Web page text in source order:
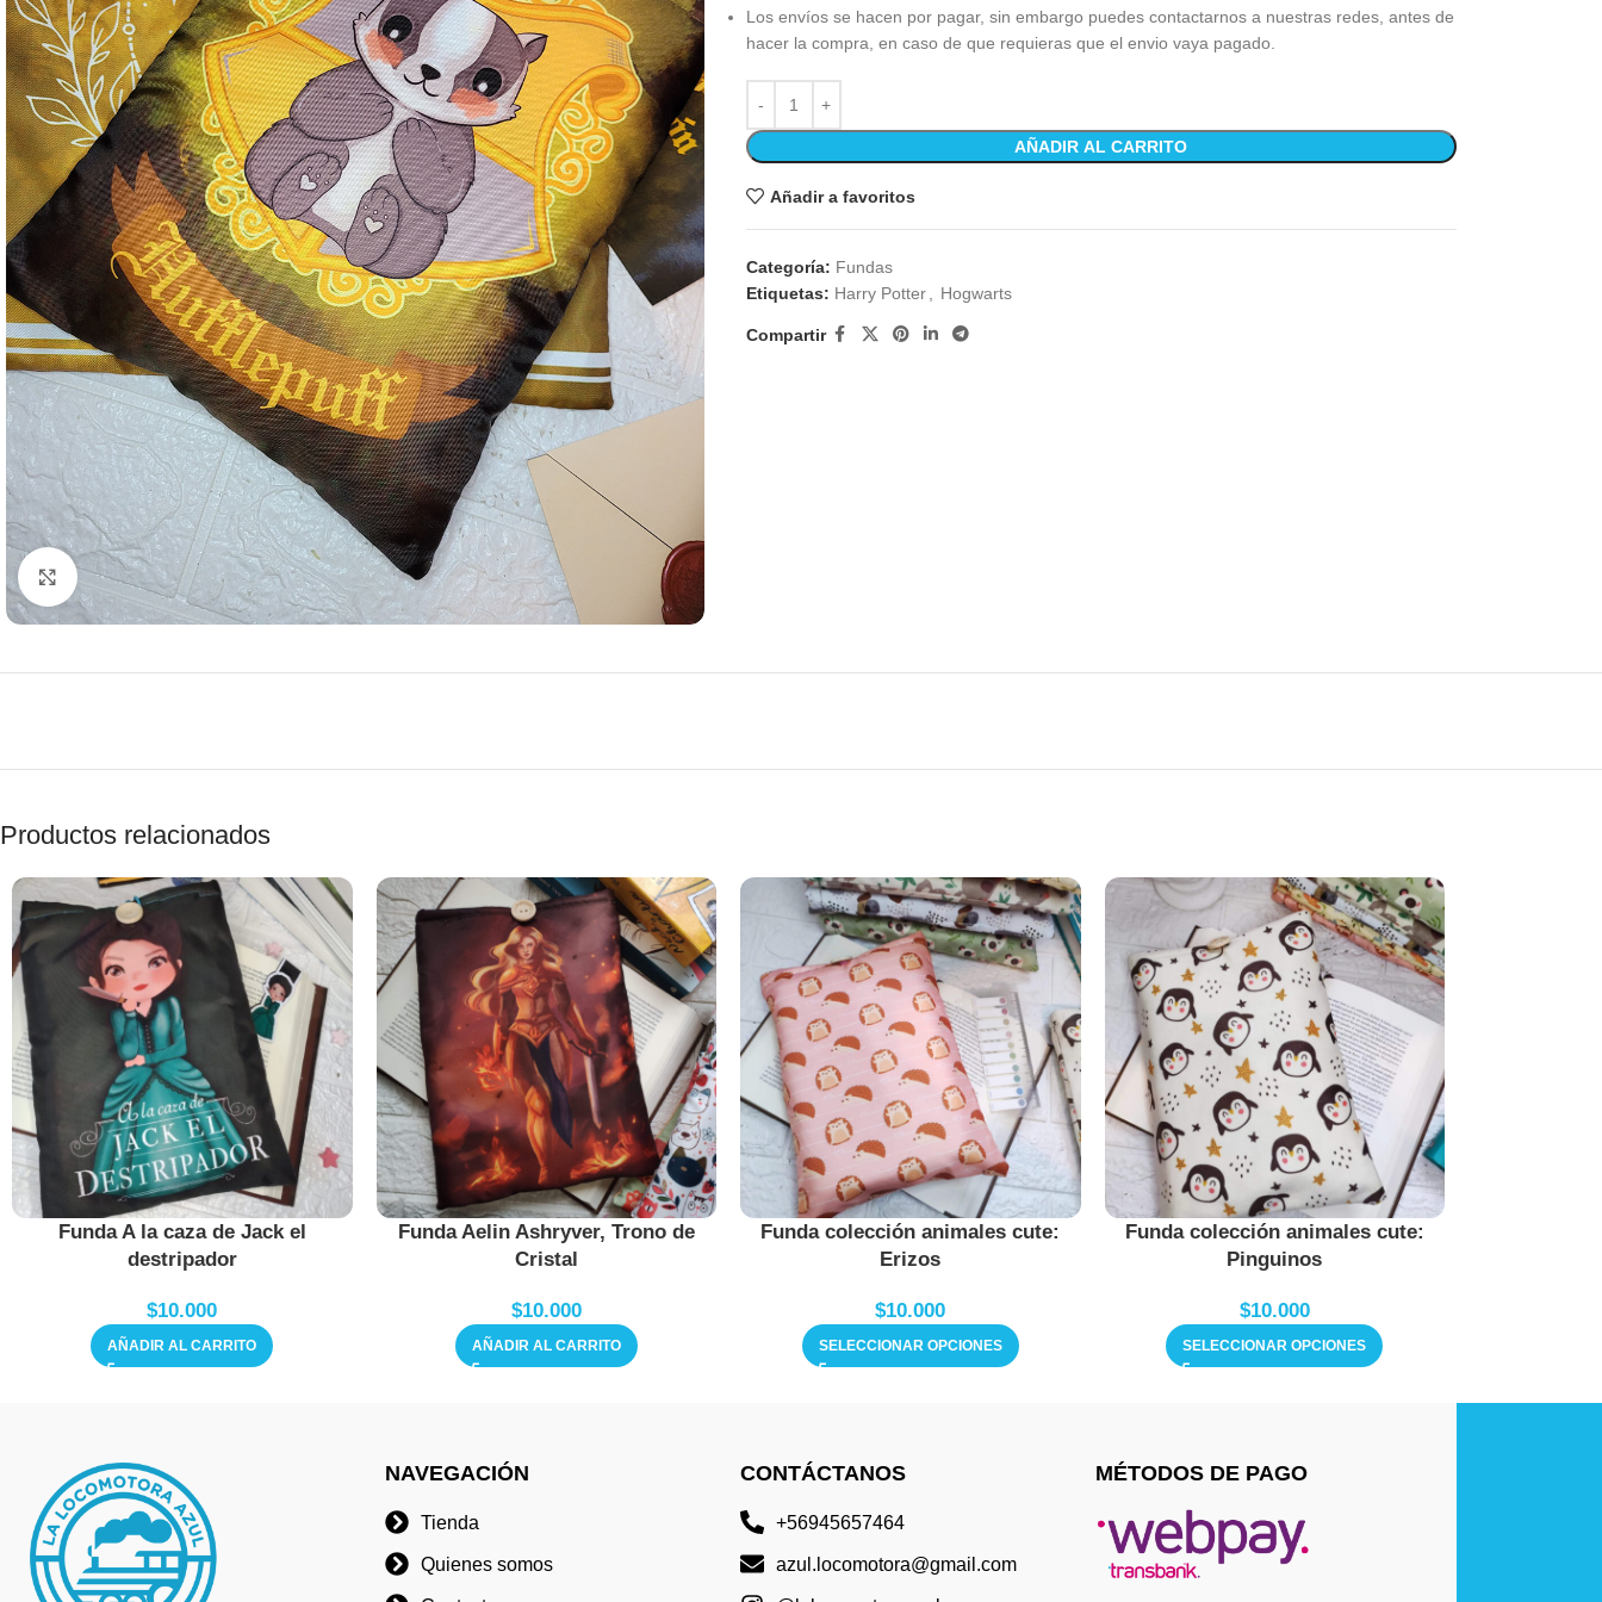
Clic para agrandar
Los envíos se hacen por pagar, sin embargo puedes contactarnos a nuestras redes, antes de
hacer la compra, en caso de que requieras que el envio vaya pagado.
AÑADIR AL CARRITO
Añadir a favoritos
Categoría: Fundas
Etiquetas: Harry Potter Hogwarts
Compartir
Productos relacionados
Funda A la caza de Jack el
destripador
$10.000
AÑADIR AL CARRITO
Funda Aelin Ashryver, Trono de
Cristal
$10.000
AÑADIR AL CARRITO
Funda colección animales cute:
Erizos
$10.000
SELECCIONAR OPCIONES
Funda colección animales cute:
Pinguinos
$10.000
SELECCIONAR OPCIONES
NAVEGACIÓN
Tienda
Quienes somos
CONTÁCTANOS
+56945657464
azul.locomotora@gmail.com
MÉTODOS DE PAGO